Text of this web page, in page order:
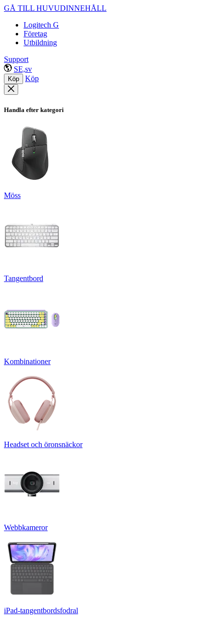
GÅ TILL HUVUDINNEHÅLL
Logitech G
Företag
Utbildning
Support
SE,sv
Köp Köp
Handla efter kategori
Möss
Tangentbord
Kombinationer
Headset och öronsnäckor
Webbkameror
iPad-tangentbordsfodral